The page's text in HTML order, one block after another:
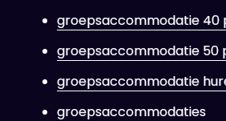
groepsaccommodatie 40
groepsaccommodatie 50
groepsaccommodatie
groepsaccommodaties